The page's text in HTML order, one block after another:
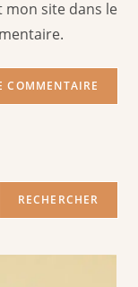
site dans le
RECHERCHER